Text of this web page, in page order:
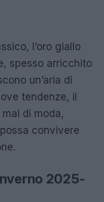
l’oro giallo
spesso arricchito
un’aria di
tendenze, il
di moda,
convivere
2025-